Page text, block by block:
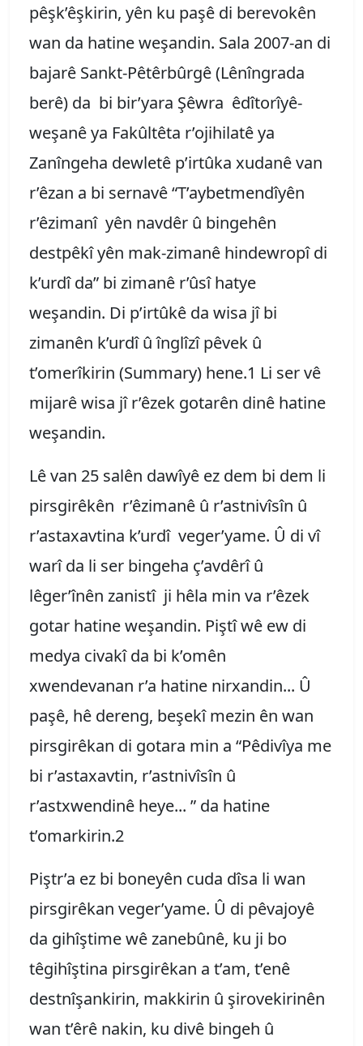
pêşk’êşkirin, yên ku paşê di berevokên
wan da hatine weşandin. Sala 2007-an di
bajarê Sankt-Pêtêrbûrgê (Lênîngrada
berê) da bi bir’yara Şêwra êdîtorîyê-
weşanê ya Fakûltêta r’ojihilatê ya
Zanîngeha dewletê p’irtûka xudanê van
r’êzan a bi sernavê “T’aybetmendîyên
r’êzimanî yên navdêr û bingehên
destpêkî yên mak-zimanê hindewropî di
k’urdî da” bi zimanê r’ûsî hatye
weşandin. Di p’irtûkê da wisa jî bi
zimanên k’urdî û înglîzî pêvek û
t’omerîkirin (Summary) hene.1 Li ser vê
mijarê wisa jî r’êzek gotarên dinê hatine
weşandin.
Lê van 25 salên dawîyê ez dem bi dem li
pirsgirêkên r’êzimanê û r’astnivîsîn û
r’astaxavtina k’urdî veger’yame. Û di vî
warî da li ser bingeha ç’avdêrî û
lêger’înên zanistî ji hêla min va r’êzek
gotar hatine weşandin. Piştî wê ew di
medya civakî da bi k’omên
xwendevanan r’a hatine nirxandin... Û
paşê, hê dereng, beşekî mezin ên wan
pirsgirêkan di gotara min a “Pêdivîya me
bi r’astaxavtin, r’astnivîsîn û
r’astxwendinê heye... ” da hatine
t’omarkirin.2
Piştr’a ez bi boneyên cuda dîsa li wan
pirsgirêkan veger’yame. Û di pêvajoyê
da gihîştime wê zanebûnê, ku ji bo
têgihîştina pirsgirêkan a t’am, t’enê
destnîşankirin, makkirin û şirovekirinên
wan t’êrê nakin, ku divê bingeh û